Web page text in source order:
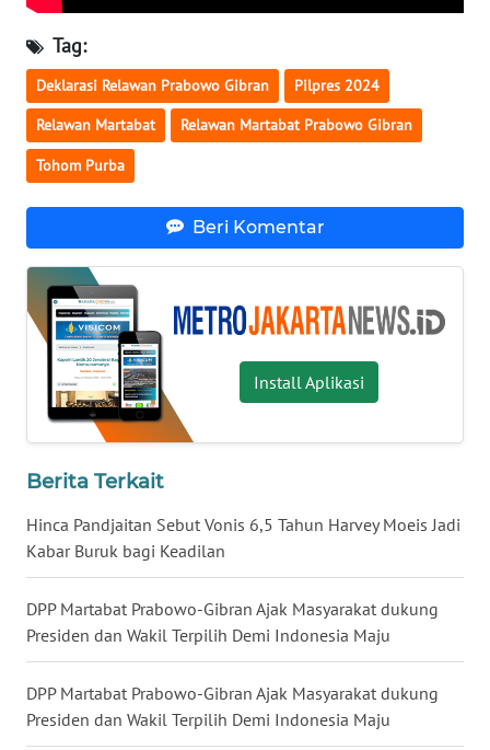
Tag:
Deklarasi Relawan Prabowo Gibran Pilpres 2024
Relawan Martabat Relawan Martabat Prabowo Gibran
Tohom Purba
Beri Komentar
Install Aplikasi
Berita Terkait
Hinca Pandjaitan Sebut Vonis 6,5 Tahun Harvey Moeis Jadi
Kabar Buruk bagi Keadilan
DPP Martabat Prabowo-Gibran Ajak Masyarakat dukung
Presiden dan Wakil Terpilih Demi Indonesia Maju
DPP Martabat Prabowo-Gibran Ajak Masyarakat dukung
Presiden dan Wakil Terpilih Demi Indonesia Maju
WN
KALTARA
WN
KALSEL
WN
SULSEL
WN
GORONTALO
SULUT
MALUKU
WN
MALUT
WN
DAIRI